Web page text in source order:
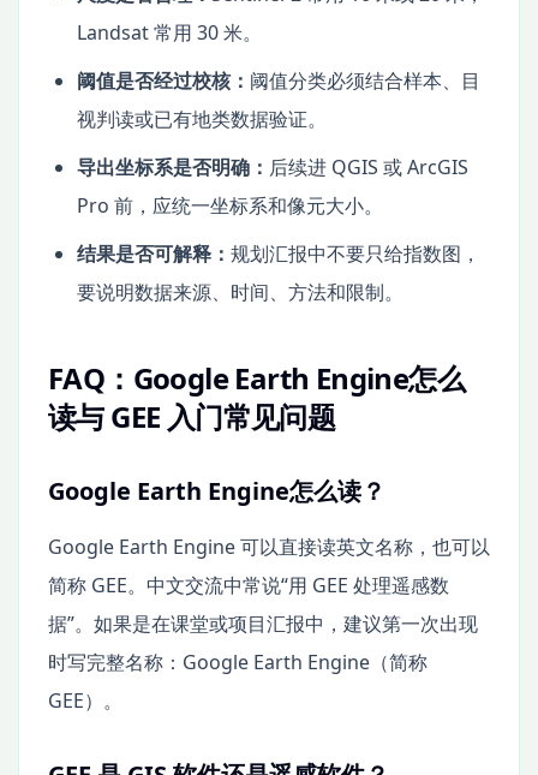
Landsat 常用 30 米。
阈值是否经过校核： 阈值分类必须结合样本、目
视判读或已有地类数据验证。
导出坐标系是否明确： 后续进 QGIS 或 ArcGIS
Pro 前，应统一坐标系和像元大小。
结果是否可解释： 规划汇报中不要只给指数图，
要说明数据来源、时间、方法和限制。
FAQ：Google Earth Engine怎么
读与 GEE 入门常见问题
Google Earth Engine怎么读？
Google Earth Engine 可以直接读英文名称，也可以
简称 GEE。中文交流中常说“用 GEE 处理遥感数
据”。如果是在课堂或项目汇报中，建议第一次出现
时写完整名称：Google Earth Engine（简称
GEE）。